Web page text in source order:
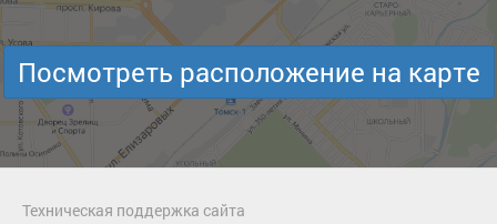
Посмотреть расположение на карте
Техническая поддержка сайта